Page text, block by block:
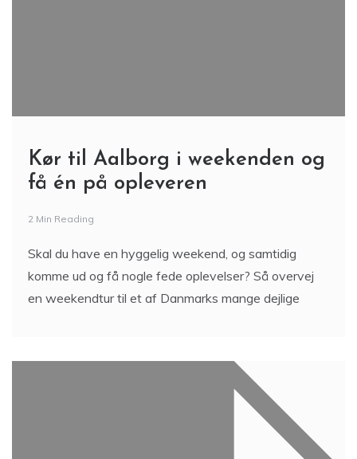
Kør til Aalborg i weekenden og
få én på opleveren
2 Min Reading
Skal du have en hyggelig weekend, og samtidig
komme ud og få nogle fede oplevelser? Så overvej
en weekendtur til et af Danmarks mange dejlige